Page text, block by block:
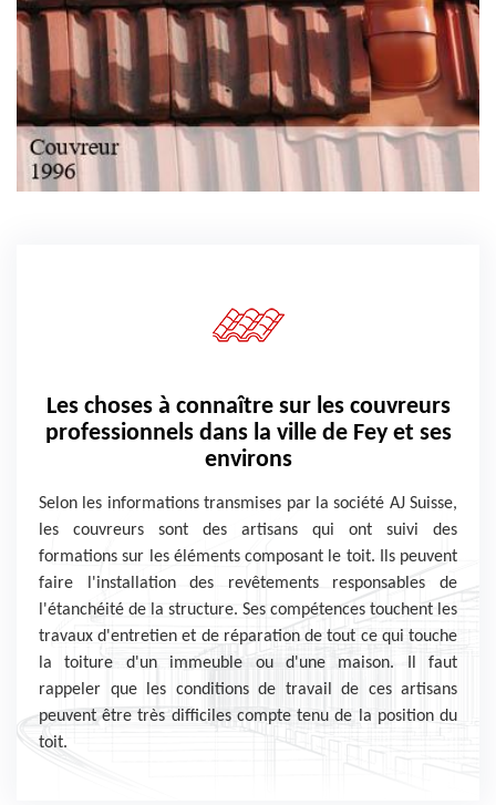
Les choses à connaître sur les couvreurs
professionnels dans la ville de Fey et ses
environs
Selon les informations transmises par la société AJ Suisse,
les couvreurs sont des artisans qui ont suivi des
formations sur les éléments composant le toit. Ils peuvent
faire l'installation des revêtements responsables de
l'étanchéité de la structure. Ses compétences touchent les
travaux d'entretien et de réparation de tout ce qui touche
la toiture d'un immeuble ou d'une maison. Il faut
rappeler que les conditions de travail de ces artisans
peuvent être très difficiles compte tenu de la position du
toit.